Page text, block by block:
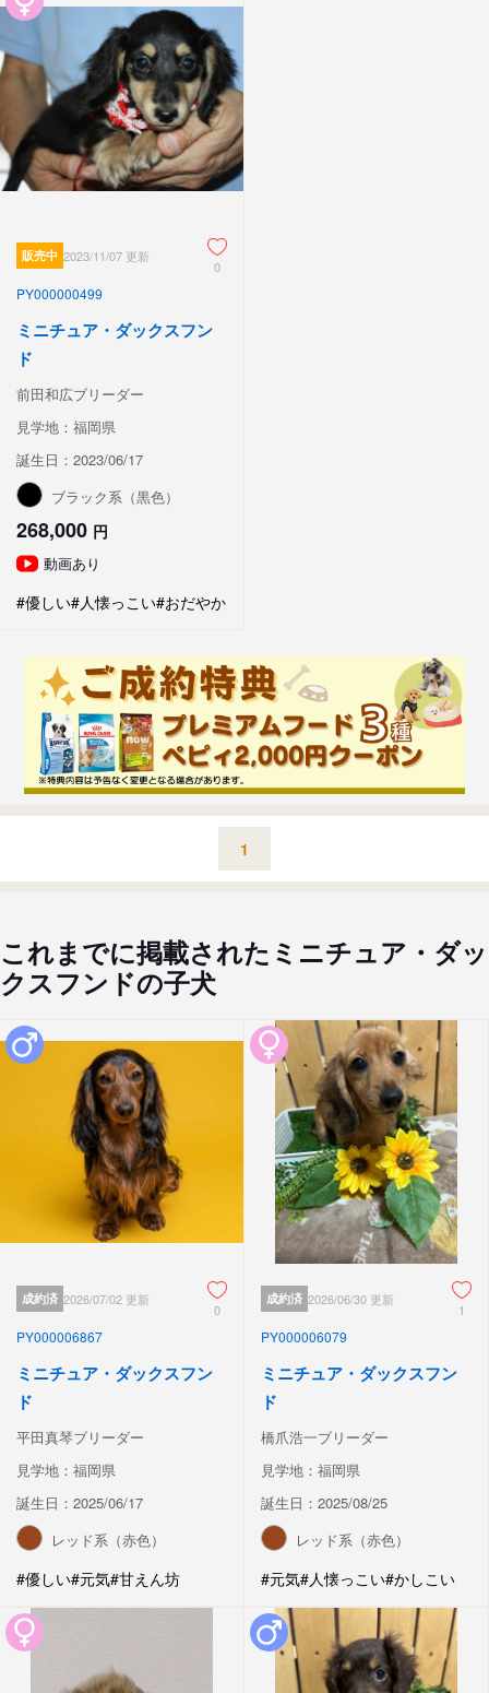
販売中 2023/11/07 更新
0
PY000000499
ミニチュア・ダックスフン
ド
前田和広ブリーダー
見学地：福岡県
誕生日：2023/06/17
ブラック系（黒色）
268,000 円
動画あり
#優しい#人懐っこい#おだやか
1
これまでに掲載されたミニチュア・ダッ
クスフンドの子犬
成約済 2026/07/02 更新
0
PY000006867
ミニチュア・ダックスフン
ド
平田真琴ブリーダー
見学地：福岡県
誕生日：2025/06/17
レッド系（赤色）
#優しい#元気#甘えん坊
成約済 2026/06/30 更新
1
PY000006079
ミニチュア・ダックスフン
ド
橋爪浩一ブリーダー
見学地：福岡県
誕生日：2025/08/25
レッド系（赤色）
#元気#人懐っこい#かしこい